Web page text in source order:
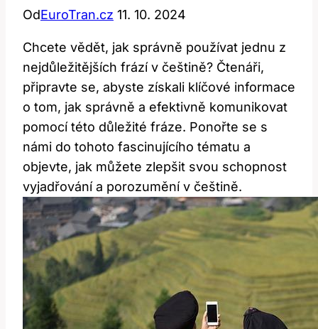
OdEuroTran.cz 11. 10. 2024
Chcete vědět, jak správně používat jednu z
nejdůležitějších frází v češtině? Čtenáři,
připravte se, abyste získali klíčové informace
o tom, jak správně a efektivně komunikovat
pomocí této důležité fráze. Ponořte se s
námi do tohoto fascinujícího tématu a
objevte, jak můžete zlepšit svou schopnost
vyjadřování a porozumění v češtině.